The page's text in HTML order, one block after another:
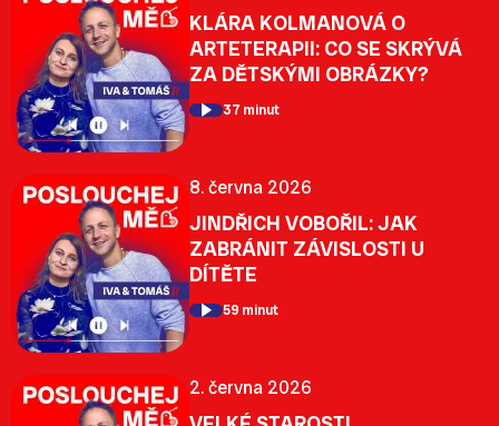
KLÁRA KOLMANOVÁ O
ARTETERAPII: CO SE SKRÝVÁ
ZA DĚTSKÝMI OBRÁZKY?
37 minut
8. června 2026
JINDŘICH VOBOŘIL: JAK
ZABRÁNIT ZÁVISLOSTI U
DÍTĚTE
59 minut
2. června 2026